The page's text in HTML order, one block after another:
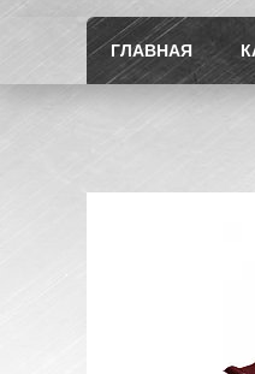
ГЛАВНАЯ